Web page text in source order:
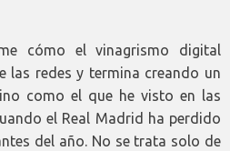
cómo el vinagrismo digital
las redes y termina creando un
como el que he visto en las
el Real Madrid ha perdido
del año. No se trata solo de